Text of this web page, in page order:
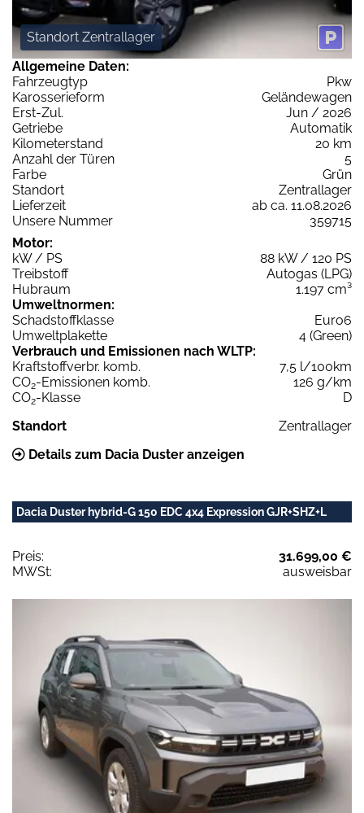
Standort Zentrallager
Allgemeine Daten:
Fahrzeugtyp
Pkw
Karosserieform
Geländewagen
Erst-Zul.
Jun / 2026
Getriebe
Automatik
Kilometerstand
20 km
Anzahl der Türen
5
Farbe
Grün
Standort
Zentrallager
Lieferzeit
ab ca. 11.08.2026
Unsere Nummer
359715
Motor:
kW / PS
88 kW / 120 PS
Treibstoff
Autogas (LPG)
Hubraum
1.197 cm³
Umweltnormen:
Schadstoffklasse
Euro6
Umweltplakette
4 (Green)
Verbrauch und Emissionen nach WLTP:
Kraftstoffverbr. komb.
7,5 l/100km
CO2-Emissionen komb.
126 g/km
CO2-Klasse
D
Standort
Zentrallager
Details zum Dacia Duster anzeigen
Dacia Duster hybrid-G 150 EDC 4x4 Expression GJR+SHZ+L
Preis:
31.699,00 €
MWSt:
ausweisbar